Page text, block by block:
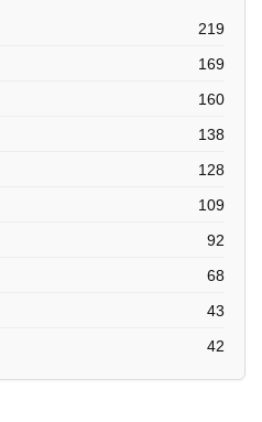
219
169
160
138
128
109
92
68
43
42